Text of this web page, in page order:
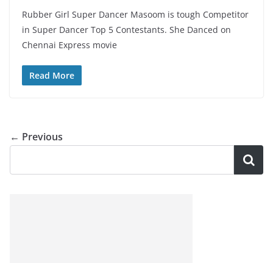
Rubber Girl Super Dancer Masoom is tough Competitor
in Super Dancer Top 5 Contestants. She Danced on
Chennai Express movie
Read More
← Previous